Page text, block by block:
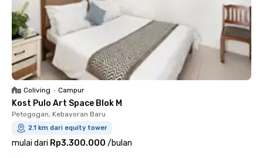
Coliving • Campur
Kost Pulo Art Space Blok M
Petogogan, Kebayoran Baru
2.1 km dari equity tower
mulai dari Rp3.300.000 /bulan